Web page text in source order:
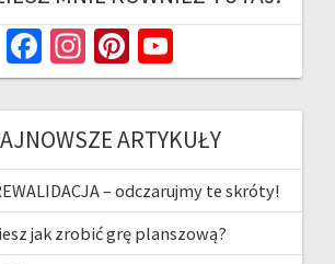
Fa
ce
b
o
o
k
In
st
ag
ra
m
Pi
nt
er
es
t
u
T
u
b
e
ARTYKUŁY
– odczarujmy te skróty!
jak zrobić grę planszową?